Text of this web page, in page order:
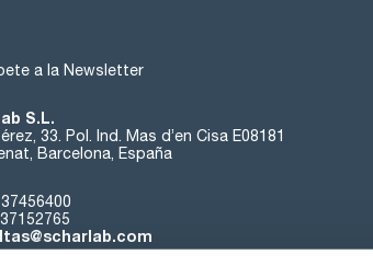
a la Newsletter
S.L.
33. Pol. Ind. Mas d’en Cisa E08181
Barcelona, España